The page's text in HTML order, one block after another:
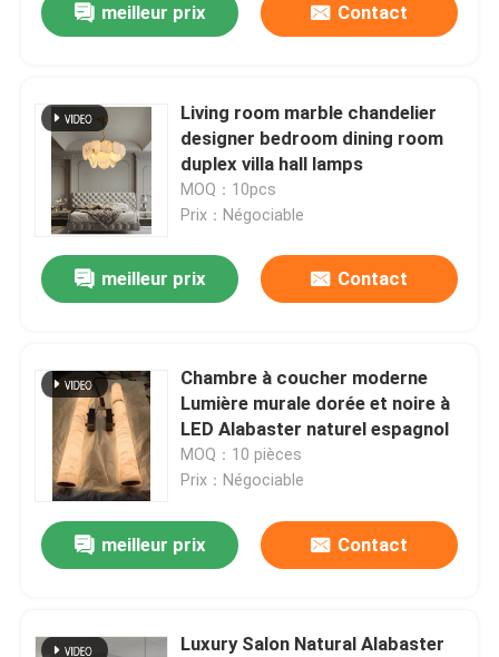
meilleur prix Contact
Living room marble chandelier
designer bedroom dining room
duplex villa hall lamps
MOQ：10pcs
Prix：Négociable
meilleur prix Contact
Chambre à coucher moderne
Lumière murale dorée et noire à
LED Alabaster naturel espagnol
MOQ：10 pièces
Prix：Négociable
meilleur prix Contact
Luxury Salon Natural Alabaster